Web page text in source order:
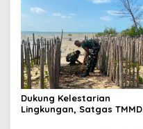
Dukung Kelestarian
Lingkungan, Satgas TMMD